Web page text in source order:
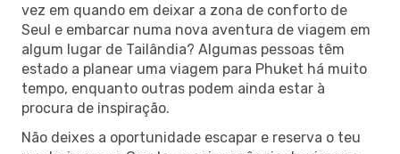
vez em quando em deixar a zona de conforto de
Seul e embarcar numa nova aventura de viagem em
algum lugar de Tailândia? Algumas pessoas têm
estado a planear uma viagem para Phuket há muito
tempo, enquanto outras podem ainda estar à
procura de inspiração.
Não deixes a oportunidade escapar e reserva o teu